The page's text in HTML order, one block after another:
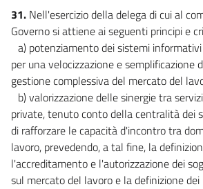
31. Nell'esercizio della delega di cui al
Governo si attiene ai seguenti principi e
a) potenziamento dei sistemi
per una velocizzazione e semplificazione
gestione complessiva del mercato del
b) valorizzazione delle sinergie tra
private, tenuto conto della centralità dei
di rafforzare le capacità d'incontro tra
lavoro, prevedendo, a tal fine, la
l'accreditamento e l'autorizzazione dei
sul mercato del lavoro e la definizione